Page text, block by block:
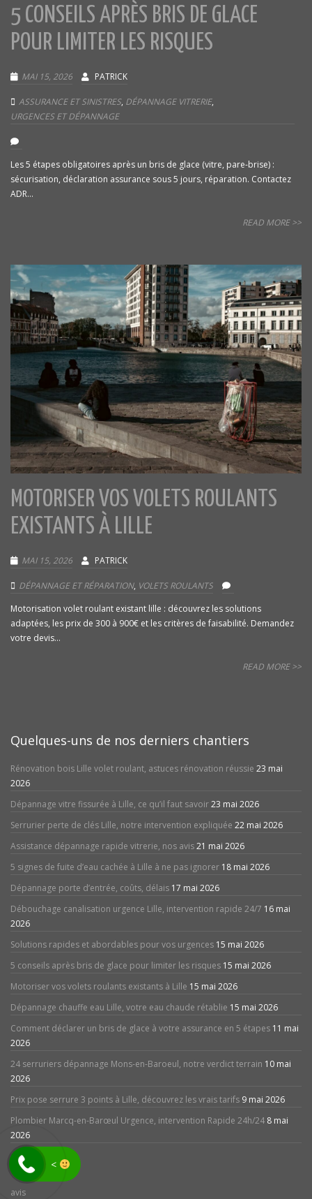
5 CONSEILS APRÈS BRIS DE GLACE
POUR LIMITER LES RISQUES
MAI 15, 2026 PATRICK
ASSURANCE ET SINISTRES, DÉPANNAGE VITRERIE,
URGENCES ET DÉPANNAGE
Les 5 étapes obligatoires après un bris de glace (vitre, pare-brise) :
sécurisation, déclaration assurance sous 5 jours, réparation. Contactez
ADR...
READ MORE >>
MOTORISER VOS VOLETS ROULANTS
EXISTANTS À LILLE
MAI 15, 2026 PATRICK
DÉPANNAGE ET RÉPARATION, VOLETS ROULANTS
Motorisation volet roulant existant lille : découvrez les solutions
adaptées, les prix de 300 à 900€ et les critères de faisabilité. Demandez
votre devis...
READ MORE >>
Quelques-uns de nos derniers chantiers
Rénovation bois Lille volet roulant, astuces rénovation réussie 23 mai
2026
Dépannage vitre fissurée à Lille, ce qu’il faut savoir23 mai 2026
Serrurier perte de clés Lille, notre intervention expliquée 22 mai 2026
Assistance dépannage rapide vitrerie, nos avis21 mai 2026
5 signes de fuite d’eau cachée à Lille à ne pas ignorer 18 mai 2026
Dépannage porte d’entrée, coûts, délais 17 mai 2026
Débouchage canalisation urgence Lille, intervention rapide 24/7 16 mai
2026
Solutions rapides et abordables pour vos urgences 15 mai 2026
5 conseils après bris de glace pour limiter les risques 15 mai 2026
Motoriser vos volets roulants existants à Lille 15 mai 2026
Dépannage chauffe eau Lille, votre eau chaude rétablie 15 mai 2026
Comment déclarer un bris de glace à votre assurance en 5 étapes 11 mai
2026
24 serruriers dépannage Mons-en-Baroeul, notre verdict terrain 10 mai
2026
Prix pose serrure 3 points à Lille, découvrez les vrais tarifs 9 mai 2026
Plombier Marcq-en-Barœul Urgence, intervention Rapide 24h/24 8 mai
2026
avis
<